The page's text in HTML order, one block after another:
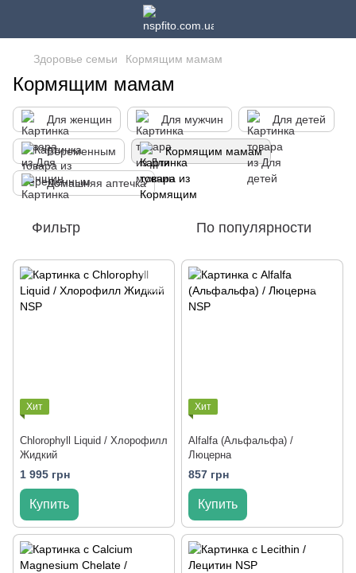
Здоровье семьи Кормящим мамам
Кормящим мамам
Для женщин Для мужчин Для детей
Беременным Кормящим мамам
Домашняя аптечка
Фильтр По популярности
Хит
Chlorophyll Liquid / Хлорофилл
Жидкий
1 995 грн
Купить
Хит
Alfalfa (Альфальфа) /
Люцерна
857 грн
Купить